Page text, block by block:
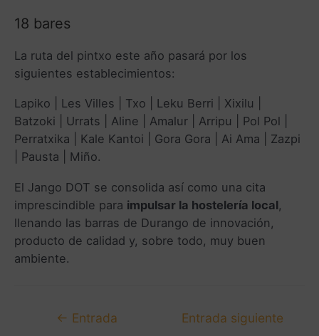
18 bares
La ruta del pintxo este año pasará por los
siguientes establecimientos:
Lapiko | Les Villes | Txo | Leku Berri | Xixilu |
Batzoki | Urrats | Aline | Amalur | Arripu | Pol Pol |
Perratxika | Kale Kantoi | Gora Gora | Ai Ama | Zazpi
| Pausta | Miño.
El Jango DOT se consolida así como una cita
imprescindible para impulsar la hostelería local,
llenando las barras de Durango de innovación,
producto de calidad y, sobre todo, muy buen
ambiente.
← Entrada
Entrada siguiente